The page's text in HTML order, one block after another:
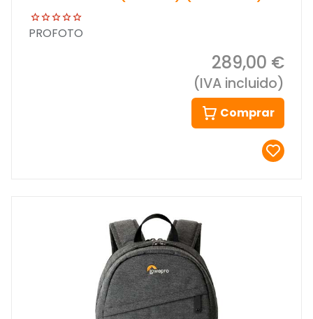
PROFOTO
289,00 €
(IVA incluido)
Comprar